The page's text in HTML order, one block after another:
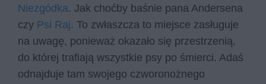
Niezgódka. Jak choćby baśnie pana Andersena
czy Psi Raj. To zwłaszcza to miejsce zasługuje
na uwagę, ponieważ okazało się przestrzenią,
do której trafiają wszystkie psy po śmierci. Adaś
odnajduje tam swojego czworonożnego